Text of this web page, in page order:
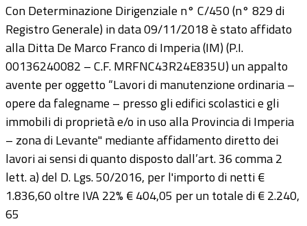
Con Determinazione Dirigenziale n° C/450 (n° 829 di
Registro Generale) in data 09/11/2018 è stato affidato
alla Ditta De Marco Franco di Imperia (IM) (P.I.
00136240082 – C.F. MRFNC43R24E835U) un appalto
avente per oggetto “Lavori di manutenzione ordinaria –
opere da falegname – presso gli edifici scolastici e gli
immobili di proprietà e/o in uso alla Provincia di Imperia
– zona di Levante" mediante affidamento diretto dei
lavori ai sensi di quanto disposto dall’art. 36 comma 2
lett. a) del D. Lgs. 50/2016, per l'importo di netti €
1.836,60 oltre IVA 22% € 404,05 per un totale di € 2.240,
65